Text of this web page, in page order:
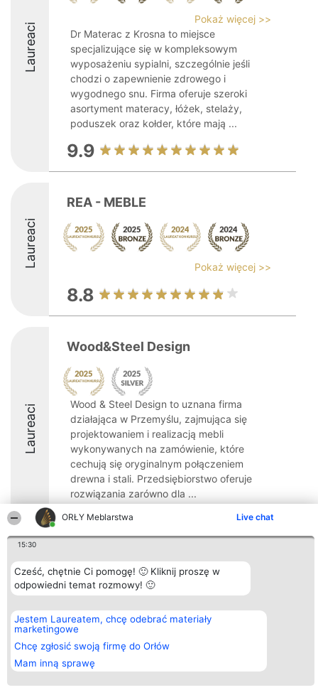
ORŁY Meblarstwa Live chat
15:30
Cześć, chętnie Ci pomogę! 🙂 Kliknij proszę w
odpowiedni temat rozmowy! 🙂
Jestem Laureatem, chcę odebrać materiały
marketingowe
Chcę zgłosić swoją firmę do Orłów
Mam inną sprawę
Laureaci
Pokaż więcej >>
Dr Materac z Krosna to miejsce
specjalizujące się w kompleksowym
wyposażeniu sypialni, szczególnie jeśli
chodzi o zapewnienie zdrowego i
wygodnego snu. Firma oferuje szeroki
asortyment materacy, łóżek, stelaży,
poduszek oraz kołder, które mają ...
9.9
Laureaci
REA - MEBLE
Pokaż więcej >>
8.8
Laureaci
Wood&Steel Design
Wood & Steel Design to uznana firma
działająca w Przemyślu, zajmująca się
projektowaniem i realizacją mebli
wykonywanych na zamówienie, które
cechują się oryginalnym połączeniem
drewna i stali. Przedsiębiorstwo oferuje
rozwiązania zarówno dla ...
8.7
Organizator plebiscytu
Bright Side Solutions sp. z o.
o. sp. k.
Wrocław 50-079
KRS 0000749100 | Regon
381313360 | NIP 8943132676
+48 508 492 400
Plebiscyt
Laureaci
Lista
Laureatów
Zasady
Polityka
Kontakt